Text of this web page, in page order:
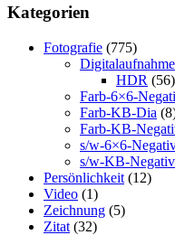
Kategorien
Fotografie (775)
Digitalaufnahme
HDR (56)
Farb-6×6-
Farb-KB-Dia
Farb-KB-
s/w-6×6-
s/w-KB-Negativ
Persönlichkeit (12)
Video (1)
Zeichnung (5)
Zitat (32)